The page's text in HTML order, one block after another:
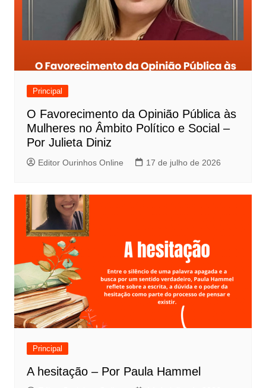
Principal
O Favorecimento da Opinião Pública às
Mulheres no Âmbito Político e Social –
Por Julieta Diniz
Editor Ourinhos Online 17 de julho de 2026
Principal
A hesitação – Por Paula Hammel